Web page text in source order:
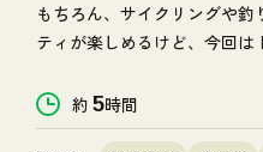
もちろん、サイクリングや
ティが楽しめるけど、今回は
歴12年。東京・東神田でトレ
門店「ランボーイズ！ ラン
約 5時間